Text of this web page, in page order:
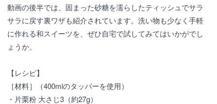
動画の後半では、固まった砂糖を濡らしたティッシュでサラ
サラに戻す裏ワザも紹介されています。洗い物も少なく手軽
に作れる和スイーツを、ぜひ自宅で試してみてはいかがでし
ょうか。
【レシピ】
［材料］（400mlのタッパーを使用）
・片栗粉 大さじ3（約27g）